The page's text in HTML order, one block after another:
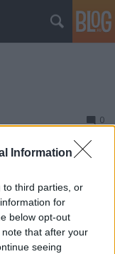
Information
to third parties, or
for
below opt-out
that after your
seeing
0
leszek, hogy
szadista
aminek
Szinte